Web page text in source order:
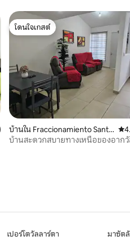
4.85 จาก 5, 33 รีวิว
โดนใจเกสต์
โดนใจเกสต์
บ้านใน Fraccionamiento Santa
Elena
คะ
บ้านสะดวกสบายทางเหนือของอาก
เปอร์โตวัลลาร์ตา มาซัต